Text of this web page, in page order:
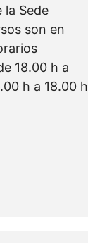
la Sede
son en
18.00 h a
h a 18.00 h